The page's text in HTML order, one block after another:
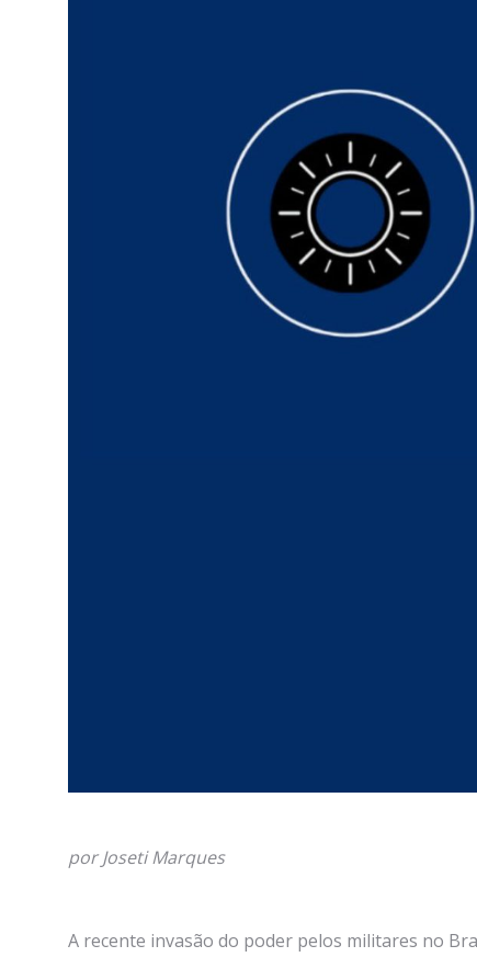
por Joseti Marques
A recente invasão do poder pelos militares no